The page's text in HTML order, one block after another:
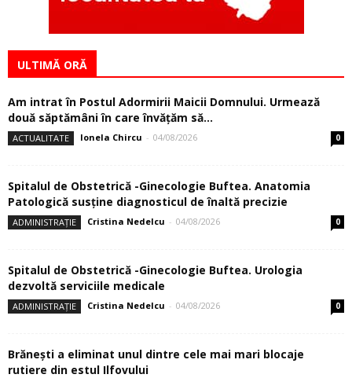
ULTIMĂ ORĂ
Am intrat în Postul Adormirii Maicii Domnului. Urmează
două săptămâni în care învăţăm să...
ACTUALITATE Ionela Chircu - 04/08/2026 0
Spitalul de Obstetrică -Ginecologie Buftea. Anatomia
Patologică susţine diagnosticul de înaltă precizie
ADMINISTRAȚIE Cristina Nedelcu - 04/08/2026 0
Spitalul de Obstetrică -Ginecologie Buftea. Urologia
dezvoltă serviciile medicale
ADMINISTRAȚIE Cristina Nedelcu - 04/08/2026 0
Brănești a eliminat unul dintre cele mai mari blocaje
rutiere din estul Ilfovului